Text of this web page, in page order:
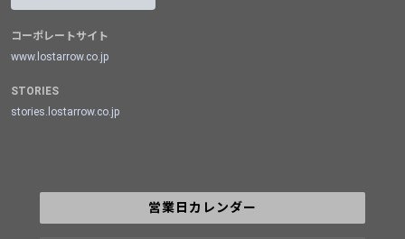
コーポレートサイト
www.lostarrow.co.jp
STORIES
stories.lostarrow.co.jp
営業日カレンダー